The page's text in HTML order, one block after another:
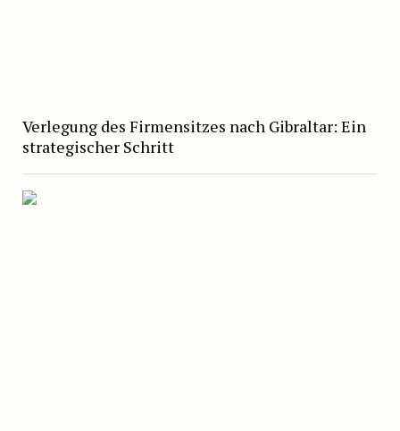
Verlegung des Firmensitzes nach Gibraltar: Ein
strategischer Schritt